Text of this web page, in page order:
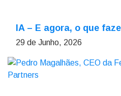
IA – E agora, o que
29 de Junho, 2026